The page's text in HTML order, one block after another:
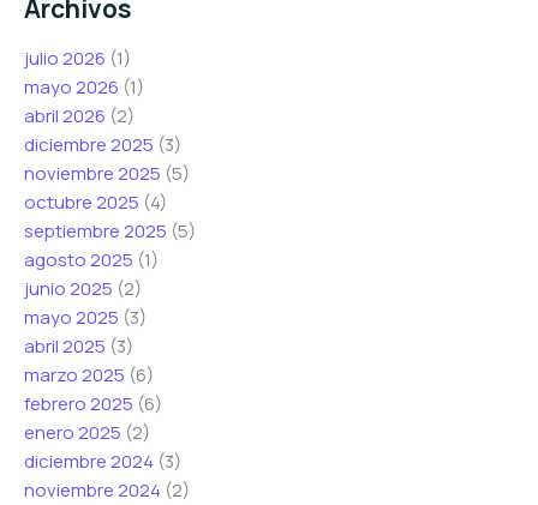
Archivos
julio 2026 (1)
mayo 2026 (1)
abril 2026 (2)
diciembre 2025 (3)
noviembre 2025 (5)
octubre 2025 (4)
septiembre 2025 (5)
agosto 2025 (1)
junio 2025 (2)
mayo 2025 (3)
abril 2025 (3)
marzo 2025 (6)
febrero 2025 (6)
enero 2025 (2)
diciembre 2024 (3)
noviembre 2024 (2)